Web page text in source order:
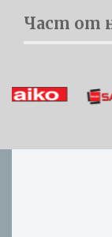
Част от